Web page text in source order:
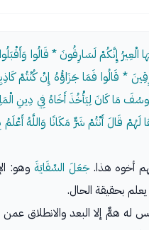
إِنَّكُمْ لَسَارِقُونَ * قَالُوا
* قَالُوا فَمَا جَزَاؤُهُ إِنْ
مَا كَانَ لِيَأْخُذَ أَخَاهُ فِي دِينِ
شَرٌّ مَكَانًا وَاللَّهُ أَعْلَمُ بِمَا
أخوه هذا.جَعَلَ السِّقَايَةَ وهو:
بحقيقة الحال.
له همٌّ إلا البعد والانطلاق